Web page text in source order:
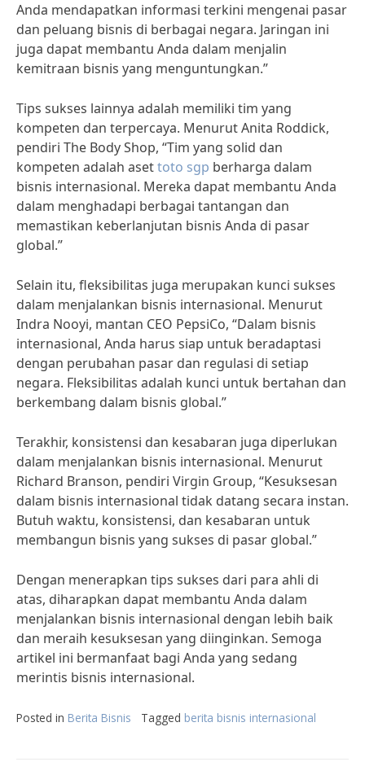
Anda mendapatkan informasi terkini mengenai pasar
dan peluang bisnis di berbagai negara. Jaringan ini
juga dapat membantu Anda dalam menjalin
kemitraan bisnis yang menguntungkan.”
Tips sukses lainnya adalah memiliki tim yang
kompeten dan terpercaya. Menurut Anita Roddick,
pendiri The Body Shop, “Tim yang solid dan
kompeten adalah asettoto sgp berharga dalam
bisnis internasional. Mereka dapat membantu Anda
dalam menghadapi berbagai tantangan dan
memastikan keberlanjutan bisnis Anda di pasar
global.”
Selain itu, fleksibilitas juga merupakan kunci sukses
dalam menjalankan bisnis internasional. Menurut
Indra Nooyi, mantan CEO PepsiCo, “Dalam bisnis
internasional, Anda harus siap untuk beradaptasi
dengan perubahan pasar dan regulasi di setiap
negara. Fleksibilitas adalah kunci untuk bertahan dan
berkembang dalam bisnis global.”
Terakhir, konsistensi dan kesabaran juga diperlukan
dalam menjalankan bisnis internasional. Menurut
Richard Branson, pendiri Virgin Group, “Kesuksesan
dalam bisnis internasional tidak datang secara instan.
Butuh waktu, konsistensi, dan kesabaran untuk
membangun bisnis yang sukses di pasar global.”
Dengan menerapkan tips sukses dari para ahli di
atas, diharapkan dapat membantu Anda dalam
menjalankan bisnis internasional dengan lebih baik
dan meraih kesuksesan yang diinginkan. Semoga
artikel ini bermanfaat bagi Anda yang sedang
merintis bisnis internasional.
Posted in Berita Bisnis Tagged berita bisnis internasional